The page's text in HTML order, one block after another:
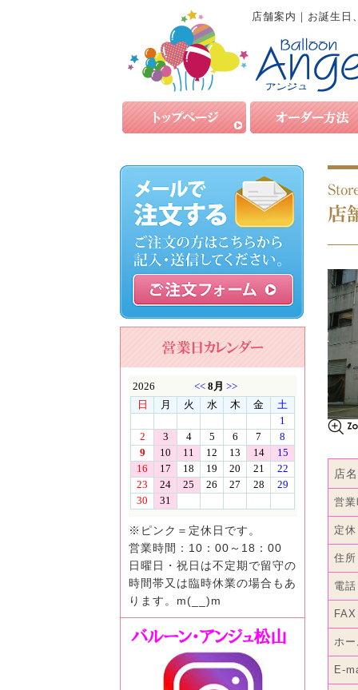
店舗案内｜お誕生日
※ピンク＝定休日です。
営業時間：10：00～18：00
日曜日・祝日は不定期で留守の
時間帯又は臨時休業の場合もあ
ります。m(__)m
店名
営
定
住所
電話
FAX
ホ
E-